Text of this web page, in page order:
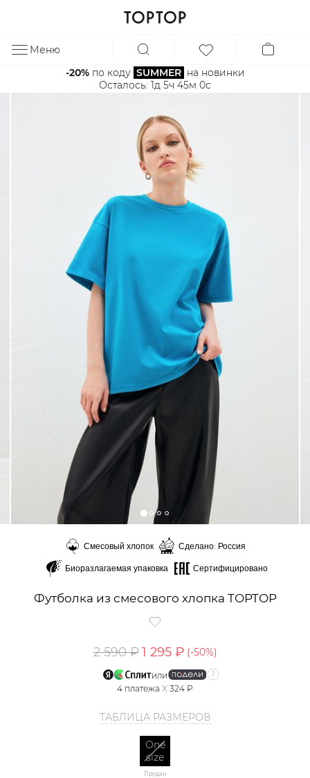
Меню
-20% по коду SUMMER на новинки
Осталось: 1д 5ч 45м 0с
Смесовый хлопок
Сделано: Россия
Биоразлагаемая упаковка
Сертифицировано
Футболка из смесового хлопка TOPTOP
2 590 ₽ 1 295 ₽ (-50%)
или
4 платежа X 324 ₽
ТАБЛИЦА РАЗМЕРОВ
One
size
Продан